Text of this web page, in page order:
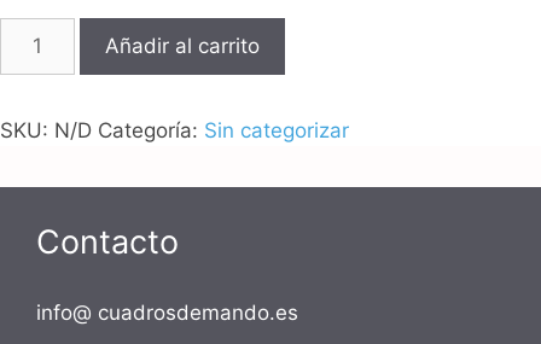
Plan
Añadir al carrito
SKU: N/D Categoría: Sin categorizar
Contacto
info@ cuadrosdemando.es